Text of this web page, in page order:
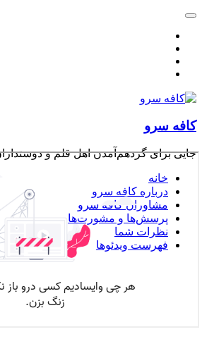
کافه سرو
جایی برای گردهم‌آمدن اهل قلم و
خانه
درباره کافه سرو
مشاوران کافه سرو
پرسش‌ها و مشورت‌ها
نظرات شما
فهرست ویدئوها